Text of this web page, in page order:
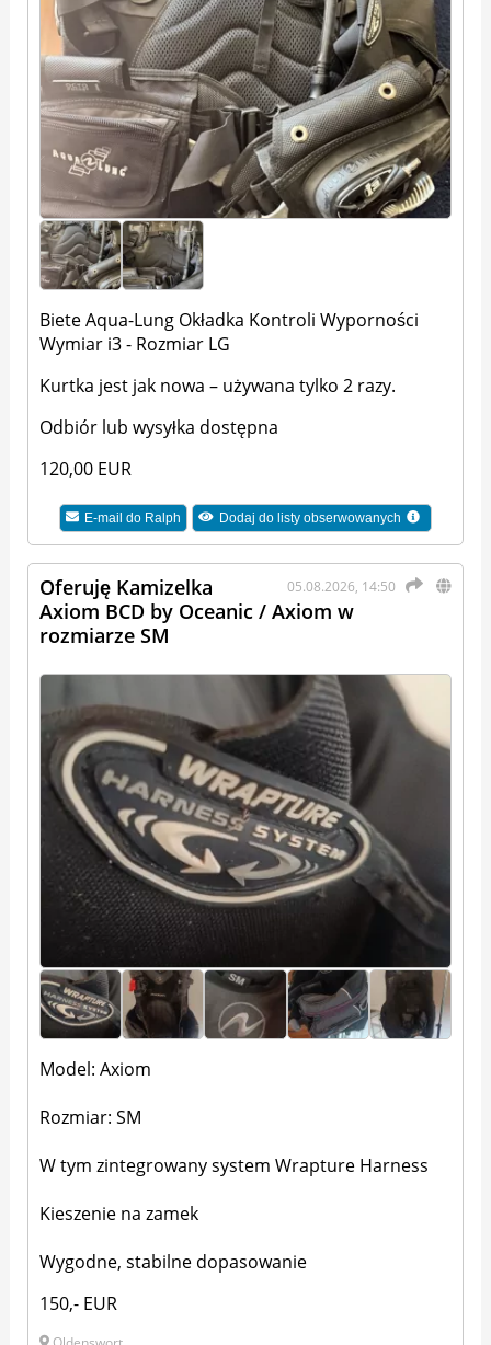
Biete Aqua-Lung Okładka Kontroli Wyporności
Wymiar i3 - Rozmiar LG
Kurtka jest jak nowa – używana tylko 2 razy.
Odbiór lub wysyłka dostępna
120,00 EUR
E-mail do Ralph Dodaj do listy obserwowanych
05.08.2026, 14:50
Oferuję Kamizelka
Axiom BCD by Oceanic / Axiom w
rozmiarze SM
Model: Axiom
Rozmiar: SM
W tym zintegrowany system Wrapture Harness
Kieszenie na zamek
Wygodne, stabilne dopasowanie
150,- EUR